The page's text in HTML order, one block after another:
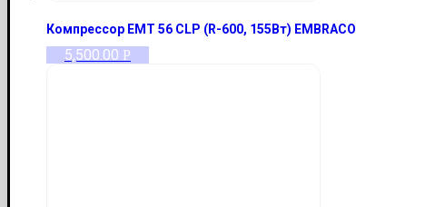
Компрессор EMT 56 CLP (R-600, 155Вт) EMBRACO
5,500.00 Р